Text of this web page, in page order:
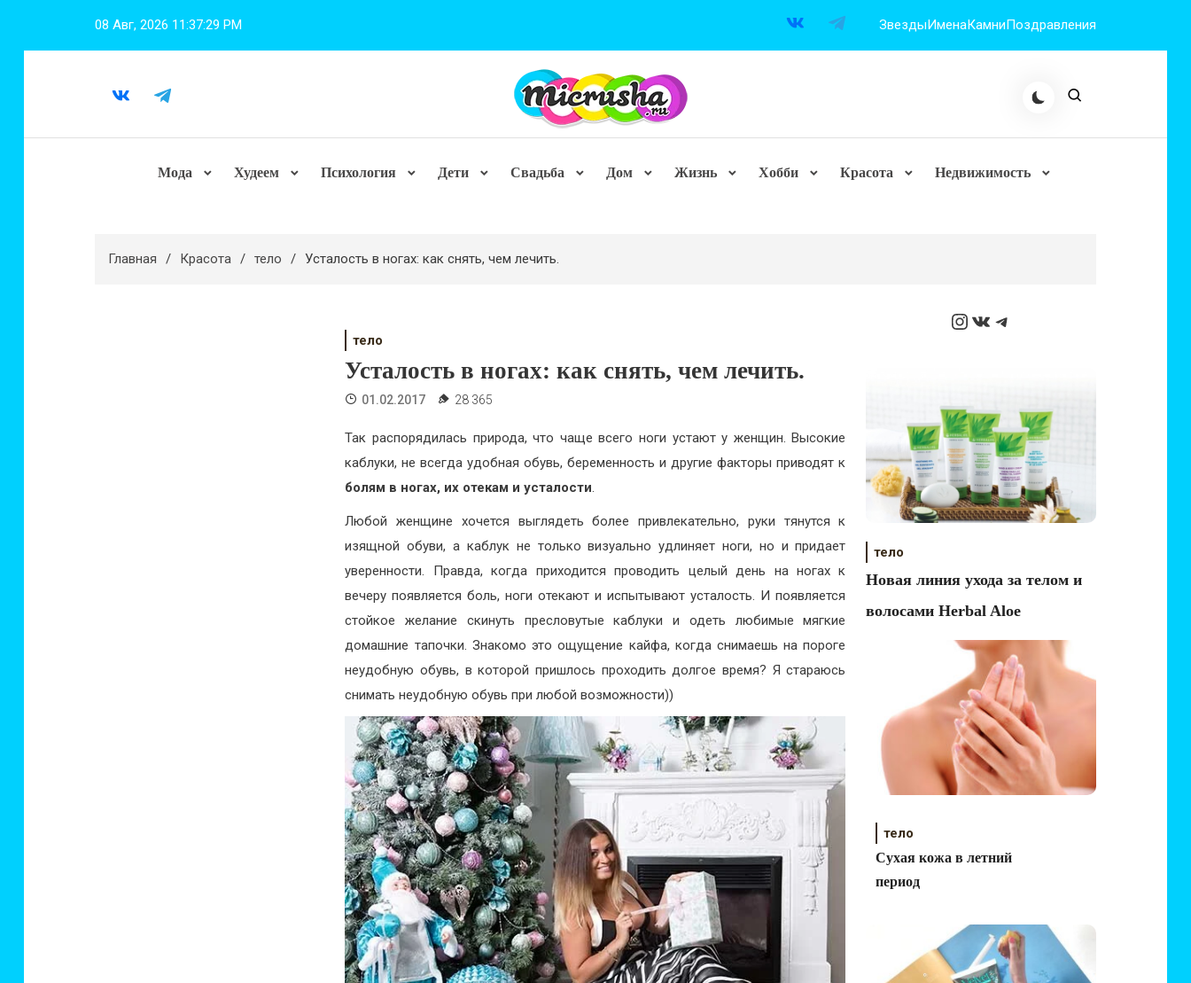
08 Авг, 2026 11:37:30 PM ЗвездыИменаКамниПоздравления
Мода Худеем Психология Дети Свадьба Дом Жизнь Хобби Красота Недвижимость
Главная Красота тело Усталость в ногах: как снять, чем лечить.
тело
Усталость в ногах: как снять, чем лечить.
01.02.2017 28 365
Так распорядилась природа, что чаще всего ноги устают у женщин. Высокие
каблуки, не всегда удобная обувь, беременность и другие факторы приводят к
болям в ногах, их отекам и усталости.
Любой женщине хочется выглядеть более привлекательно, руки тянутся к
изящной обуви, а каблук не только визуально удлиняет ноги, но и придает
уверенности. Правда, когда приходится проводить целый день на ногах к
вечеру появляется боль, ноги отекают и испытывают усталость. И появляется
стойкое желание скинуть пресловутые каблуки и одеть любимые мягкие
домашние тапочки. Знакомо это ощущение кайфа, когда снимаешь на пороге
неудобную обувь, в которой пришлось проходить долгое время? Я стараюсь
снимать неудобную обувь при любой возможности))
Instagram
ВКонтакте
Telegram
тело
Новая линия ухода за телом и
волосами Herbal Aloe
тело
Сухая кожа в летний
период